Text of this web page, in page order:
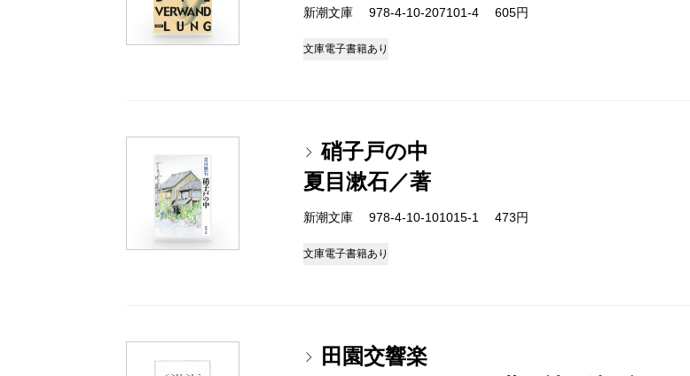
新潮文庫 978-4-10-207101-4 605円
文庫電子書籍あり
硝子戸の中
夏目漱石／著
新潮文庫 978-4-10-101015-1 473円
文庫電子書籍あり
田園交響楽